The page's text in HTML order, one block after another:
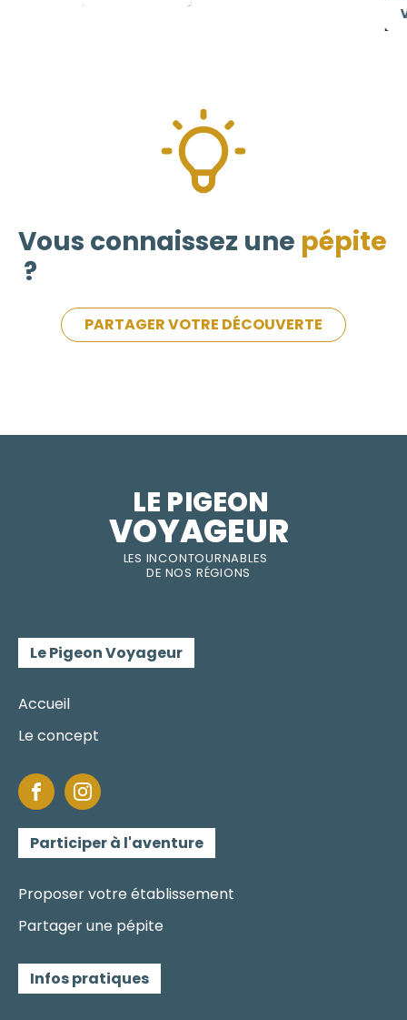
Vous connaissez une pépite
?
PARTAGER VOTRE DÉCOUVERTE
LES INCONTOURNABLES
DE NOS RÉGIONS
LE PIGEON
VOYAGEUR
Le Pigeon Voyageur
Accueil
Le concept
Participer à l'aventure
Proposer votre établissement
Partager une pépite
Infos pratiques